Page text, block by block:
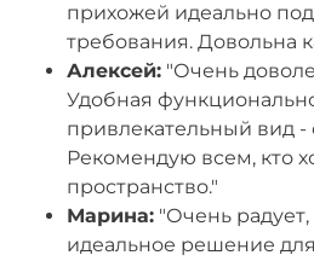
прихожей идеально
требования. Довольна
Алексей: "Очень
Удобная
привлекательный вид -
Рекомендую всем, кто
пространство."
Марина: "Очень
идеальное решение